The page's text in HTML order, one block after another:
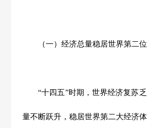
（一）经济总量稳居世界第二位
“十四五”时期，世界经济复苏
量不断跃升，稳居世界第二大经济